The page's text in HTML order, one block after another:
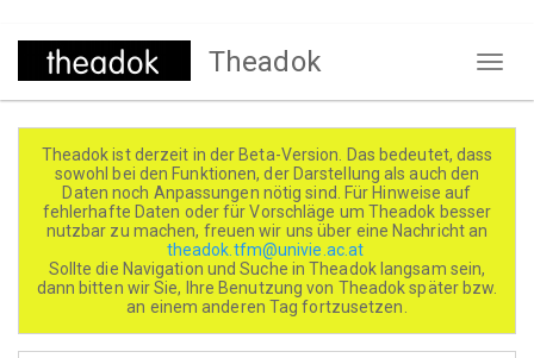
Direkt
Theadok
Theadok ist derzeit in der Beta-Version. Das bedeutet, dass
sowohl bei den Funktionen, der Darstellung als auch den
Daten noch Anpassungen nötig sind. Für Hinweise auf
fehlerhafte Daten oder für Vorschläge um Theadok besser
nutzbar zu machen, freuen wir uns über eine Nachricht an
theadok.tfm@univie.ac.at
Sollte die Navigation und Suche in Theadok langsam sein,
dann bitten wir Sie, Ihre Benutzung von Theadok später bzw.
an einem anderen Tag fortzusetzen.